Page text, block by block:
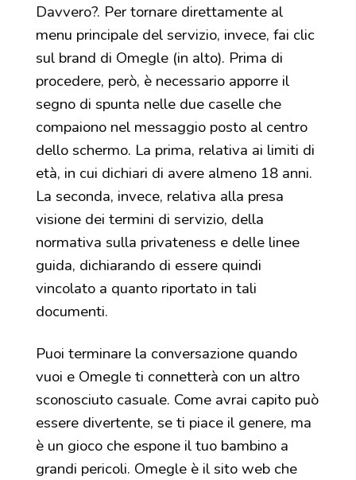
Davvero?. Per tornare direttamente al
menu principale del servizio, invece, fai clic
sul brand di Omegle (in alto). Prima di
procedere, però, è necessario apporre il
segno di spunta nelle due caselle che
compaiono nel messaggio posto al centro
dello schermo. La prima, relativa ai limiti di
età, in cui dichiari di avere almeno 18 anni.
La seconda, invece, relativa alla presa
visione dei termini di servizio, della
normativa sulla privateness e delle linee
guida, dichiarando di essere quindi
vincolato a quanto riportato in tali
documenti.
Puoi terminare la conversazione quando
vuoi e Omegle ti connetterà con un altro
sconosciuto casuale. Come avrai capito può
essere divertente, se ti piace il genere, ma
è un gioco che espone il tuo bambino a
grandi pericoli. Omegle è il sito web che